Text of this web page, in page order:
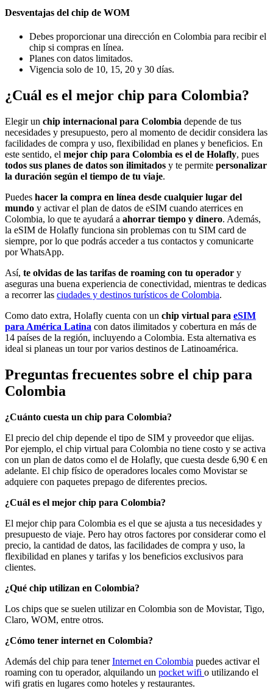
Desventajas del chip de WOM
Debes proporcionar una dirección en Colombia para recibir el
chip si compras en línea.
Planes con datos limitados.
Vigencia solo de 10, 15, 20 y 30 días.
¿Cuál es el mejor chip para Colombia?
Elegir un chip internacional para Colombia depende de tus
necesidades y presupuesto, pero al momento de decidir considera las
facilidades de compra y uso, flexibilidad en planes y beneficios. En
este sentido, el mejor chip para Colombia es el de Holafly, pues
todos sus planes de datos son ilimitados y te permite personalizar
la duración según el tiempo de tu viaje.
Puedes hacer la compra en línea desde cualquier lugar del
mundo y activar el plan de datos de eSIM cuando aterrices en
Colombia, lo que te ayudará a ahorrar tiempo y dinero. Además,
la eSIM de Holafly funciona sin problemas con tu SIM card de
siempre, por lo que podrás acceder a tus contactos y comunicarte
por WhatsApp.
Así, te olvidas de las tarifas de roaming con tu operador y
aseguras una buena experiencia de conectividad, mientras te dedicas
a recorrer las ciudades y destinos turísticos de Colombia.
Como dato extra, Holafly cuenta con un chip virtual para eSIM
para América Latina con datos ilimitados y cobertura en más de
14 países de la región, incluyendo a Colombia. Esta alternativa es
ideal si planeas un tour por varios destinos de Latinoamérica.
Preguntas frecuentes sobre el chip para
Colombia
¿Cuánto cuesta un chip para Colombia?
El precio del chip depende el tipo de SIM y proveedor que elijas.
Por ejemplo, el chip virtual para Colombia no tiene costo y se activa
con un plan de datos como el de Holafly, que cuesta desde 6,90 € en
adelante. El chip físico de operadores locales como Movistar se
adquiere con paquetes prepago de diferentes precios.
¿Cuál es el mejor chip para Colombia?
El mejor chip para Colombia es el que se ajusta a tus necesidades y
presupuesto de viaje. Pero hay otros factores por considerar como el
precio, la cantidad de datos, las facilidades de compra y uso, la
flexibilidad en planes y tarifas y los beneficios exclusivos para
clientes.
¿Qué chip utilizan en Colombia?
Los chips que se suelen utilizar en Colombia son de Movistar, Tigo,
Claro, WOM, entre otros.
¿Cómo tener internet en Colombia?
Además del chip para tenerInternet en Colombia puedes activar el
roaming con tu operador, alquilando un pocket wifi o utilizando el
wifi gratis en lugares como hoteles y restaurantes.